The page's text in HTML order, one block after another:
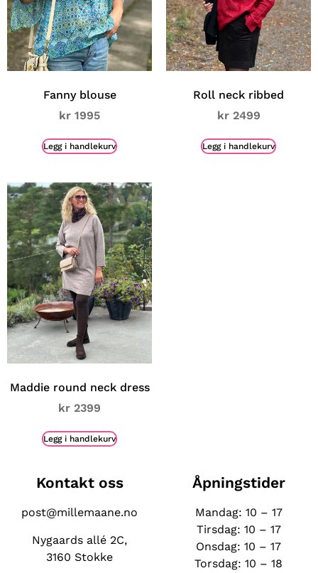
Fanny blouse
kr 1995
Legg i handlekurv
Roll neck ribbed
kr2499
Legg i handlekurv
Maddie round neck dress
kr 2399
Legg i handlekurv
Kontakt oss
post@millemaane.no
Nygaards allé 2C,
3160 Stokke
Åpningstider
Mandag: 10 – 17
Tirsdag: 10 – 17
Onsdag: 10 – 17
Torsdag: 10 – 18